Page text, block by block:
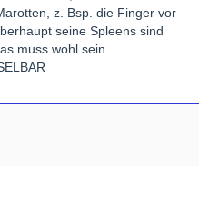
z. Bsp. die Finger vor
seine Spleens sind
muss wohl sein.....